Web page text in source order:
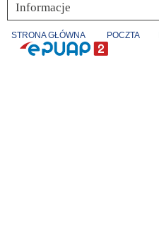
Informacje
STRONA GŁÓWNA POCZTA